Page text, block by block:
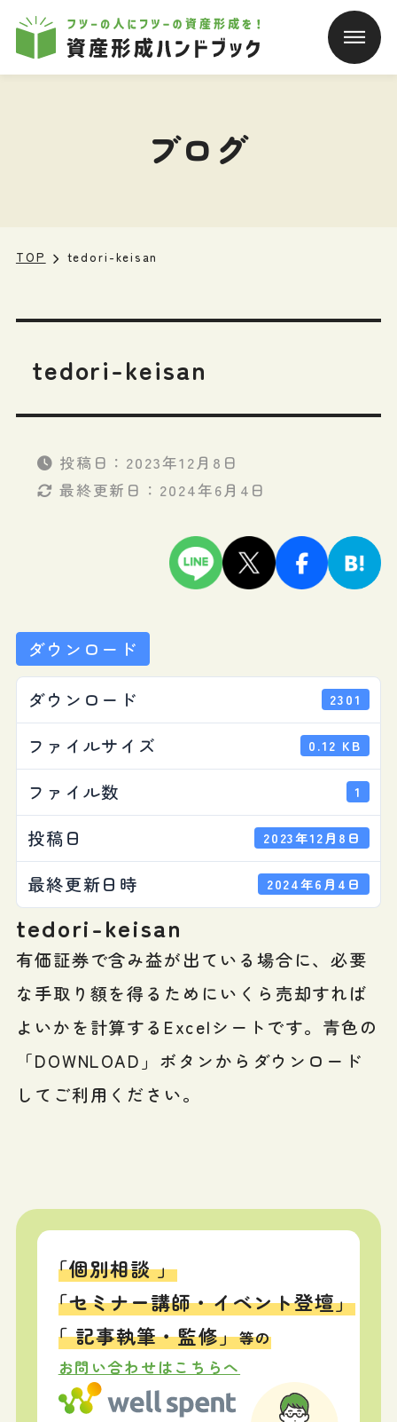
本文へ移動
ブログ
TOP tedori-keisan
tedori-keisan
投稿日： 2023年12月8日
最終更新日： 2024年6月4日
ダウンロード
ダウンロード 2301
ファイルサイズ 0.12 KB
ファイル数 1
投稿日 2023年12月8日
最終更新日時 2024年6月4日
tedori-keisan
有価証券で含み益が出ている場合に、必要
な手取り額を得るためにいくら売却すれば
よいかを計算するExcelシートです。青色の
「DOWNLOAD」ボタンからダウンロード
してご利用ください。
「個別相談 」
「セミナー講師・イベント登壇」
「 記事執筆・監修」等の
お問い合わせはこちらへ